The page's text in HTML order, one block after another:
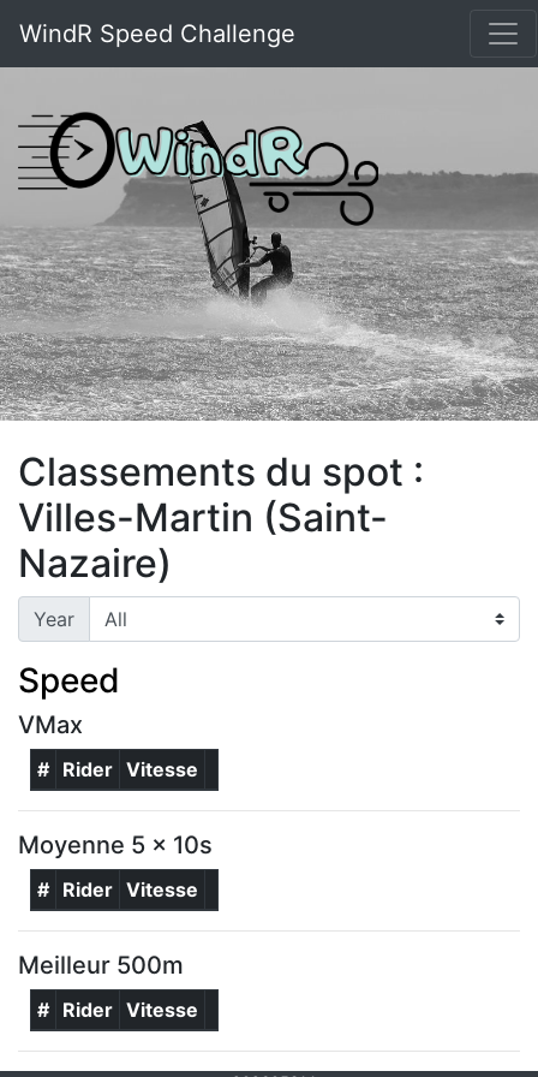
WindR Speed Challenge
Classements du spot :
Villes-Martin (Saint-
Nazaire)
Year
Speed
VMax
# Rider Vitesse
Moyenne 5 x 10s
# Rider Vitesse
Meilleur 500m
# Rider Vitesse